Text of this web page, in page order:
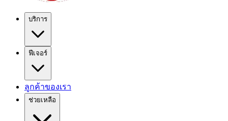
บริการ
ฟีเจอร์
ลูกค้าของเรา
ช่วยเหลือ